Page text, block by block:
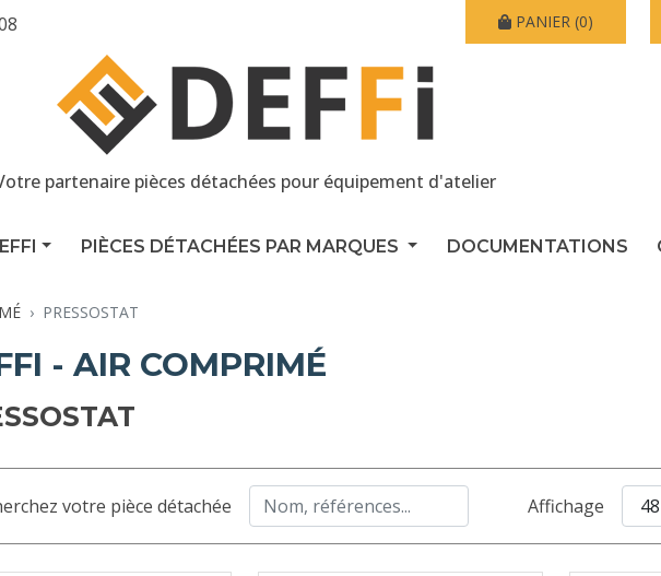
PANIER (0)
partenaire pièces détachées pour équipement d'atelier
PIÈCES DÉTACHÉES PAR MARQUES DOCUMENTATIONS
PRESSOSTAT
- AIR COMPRIMÉ
votre pièce détachée Affichage